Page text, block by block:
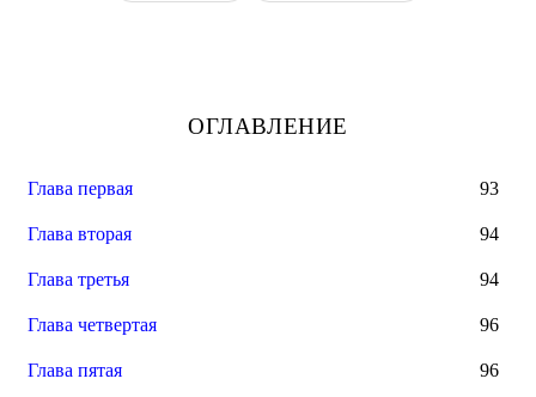
ОГЛАВЛЕНИЕ
Глава первая 93
Глава вторая 94
Глава третья 94
Глава четвертая 96
Глава пятая 96